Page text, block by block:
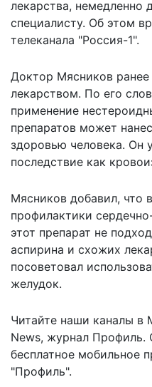
лекарства, немедленно
специалисту. Об этом
телеканала "Россия-1".
Доктор Мясников
лекарством. По его
применение
препаратов может
здоровью человека. Он
последствие как
Мясников добавил, что
профилактики
этот препарат не
аспирина и схожих
посоветовал
желудок.
Читайте наши каналы в
News, журнал Профиль.
бесплатное мобильное
"Профиль".